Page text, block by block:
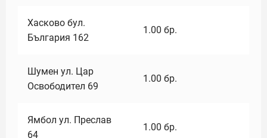
Хасково бул.
България 162
1.00 бр.
Шумен ул. Цар
Освободител 69
1.00 бр.
Ямбол ул. Преслав
64
1.00 бр.